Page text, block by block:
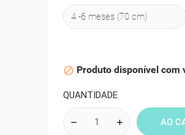
 Produto disponível com
QUANTIDADE
AO